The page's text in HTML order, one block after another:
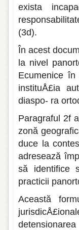
exista
(3d).
În acest
la nivel
Ecumenice
instituÅ£ia
diaspo- ra
Paragraful 2f
zonă
duce la
adresează
să identifice
practicii
Această